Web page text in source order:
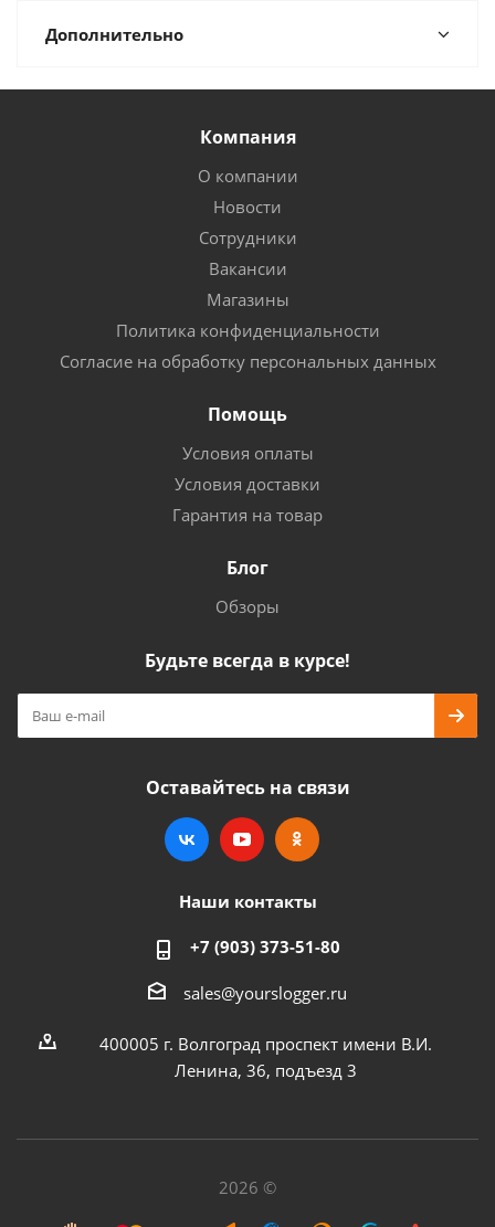
Дополнительно
Компания
О компании
Новости
Сотрудники
Вакансии
Магазины
Политика конфиденциальности
Согласие на обработку персональных данных
Помощь
Условия оплаты
Условия доставки
Гарантия на товар
Блог
Обзоры
Будьте всегда в курсе!
Оставайтесь на связи
Наши контакты
+7 (903) 373-51-80
sales@yourslogger.ru
400005 г. Волгоград проспект имени В.И.
Ленина, 36, подъезд 3
2026 ©